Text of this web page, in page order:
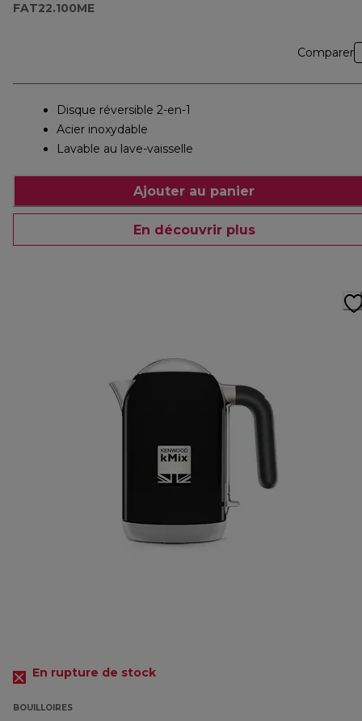
FAT22.100ME
Comparer
Disque réversible 2-en-1
Acier inoxydable
Lavable au lave-vaisselle
Ajouter au panier
En découvrir plus
En rupture de stock
BOUILLOIRES